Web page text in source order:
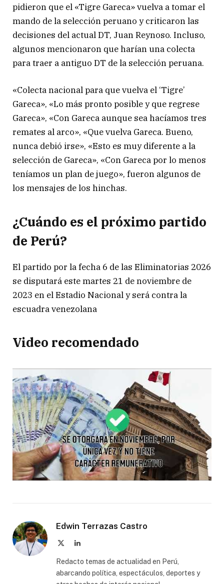
pidieron que el «Tigre Gareca» vuelva a tomar el
mando de la selección peruano y criticaron las
decisiones del actual DT, Juan Reynoso. Incluso,
algunos mencionaron que harían una colecta
para traer a antiguo DT de la selección peruana.
«Colecta nacional para que vuelva el ‘Tigre’
Gareca», «Lo más pronto posible y que regrese
Gareca», «Con Gareca aunque sea hacíamos tres
remates al arco», «Que vuelva Gareca. Bueno,
nunca debió irse», «Esto es muy diferente a la
selección de Gareca», «Con Gareca por lo menos
teníamos un plan de juego», fueron algunos de
los mensajes de los hinchas.
¿Cuándo es el próximo partido
de Perú?
El partido por la fecha 6 de las Eliminatorias 2026
se disputará este martes 21 de noviembre de
2023 en el Estadio Nacional y será contra la
escuadra venezolana
Video recomendado
Edwin Terrazas Castro
LinkedIn
Redacto temas de actualidad en Perú,
abarcando política, espectáculos, deportes y